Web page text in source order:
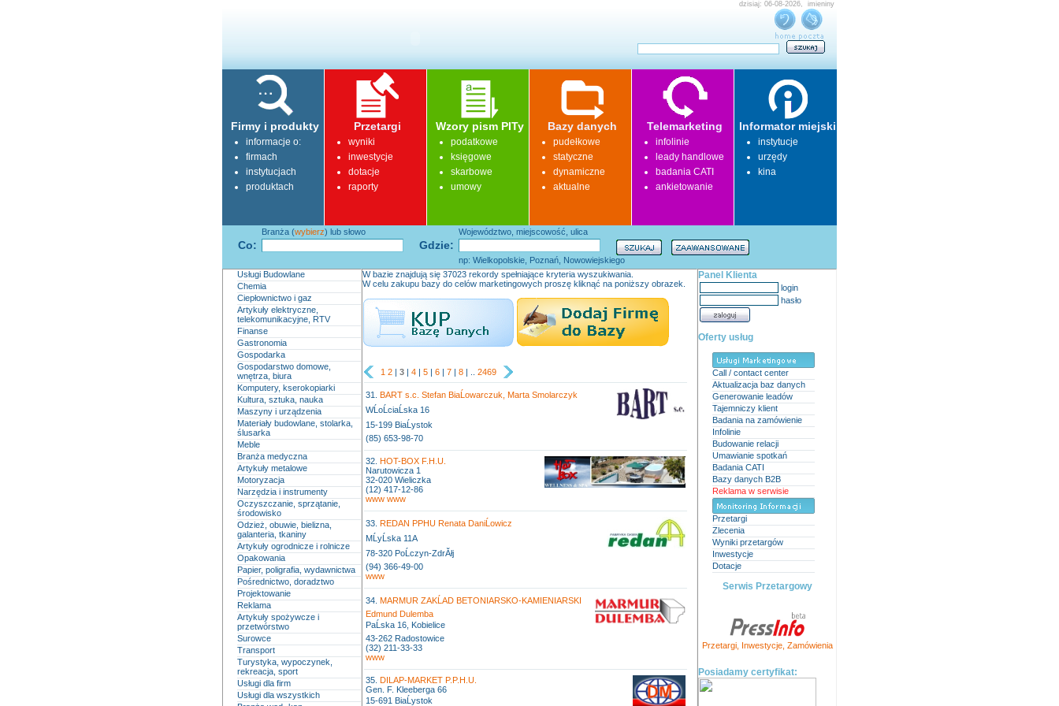
dzisiaj: 06-08-2026, imieniny
Firmy i produkty
informacje o:
firmach
instytucjach
produktach
Przetargi
wyniki
inwestycje
dotacje
raporty
Wzory pism PITy
podatkowe
księgowe
skarbowe
umowy
Bazy danych
pudełkowe
statyczne
dynamiczne
aktualne
Telemarketing
infolinie
leady handlowe
badania CATI
ankietowanie
Informator miejski
instytucje
urzędy
kina
Co: Gdzie:
Branża (wybierz) lub słowo Województwo, miejscowość, ulica
np: Wielkopolskie, Poznań, Nowowiejskiego
Usługi Budowlane
Chemia
Ciepłownictwo i gaz
Artykuły elektryczne,
telekomunikacyjne, RTV
Finanse
Gastronomia
Gospodarka
Gospodarstwo domowe,
wnętrza, biura
Komputery, kserokopiarki
Kultura, sztuka, nauka
Maszyny i urządzenia
Materiały budowlane, stolarka,
ślusarka
Meble
Branża medyczna
Artykuły metalowe
Motoryzacja
Narzędzia i instrumenty
Oczyszczanie, sprzątanie,
środowisko
Odzież, obuwie, bielizna,
galanteria, tkaniny
Artykuły ogrodnicze i rolnicze
Opakowania
Papier, poligrafia, wydawnictwa
Pośrednictwo, doradztwo
Projektowanie
Reklama
Artykuły spożywcze i
przetwórstwo
Surowce
Transport
Turystyka, wypoczynek,
rekreacja, sport
Usługi dla firm
Usługi dla wszystkich
W bazie znajdują się 37023 rekordy spełniające kryteria wyszukiwania.
W celu zakupu bazy do celów marketingowych proszę kliknąć na poniższy obrazek.
1 2 | 3 | 4 | 5 | 6 | 7 | 8 | .. 2469
31. BART s.c. Stefan BiaĹowarczuk, Marta Smolarczyk
WĹoĹciaĹska 16
15-199 BiaĹystok
(85) 653-98-70
32. HOT-BOX F.H.U.
Narutowicza 1
32-020 Wieliczka
(12) 417-12-86
www www
33. REDAN PPHU Renata DaniĹowicz
MĹyĹska 11A
78-320 PoĹczyn-ZdrĂłj
(94) 366-49-00
www
34. MARMUR ZAKĹAD BETONIARSKO-KAMIENIARSKI
Edmund Dulemba
PaĹska 16, Kobielice
43-262 Radostowice
(32) 211-33-33
www
35. DILAP-MARKET P.P.H.U.
Gen. F. Kleeberga 66
15-691 BiaĹystok
Panel Klienta
login
hasło
Oferty usług
Call / contact center
Aktualizacja baz danych
Generowanie leadów
Tajemniczy klient
Badania na zamówienie
Infolinie
Budowanie relacji
Umawianie spotkań
Badania CATI
Bazy danych B2B
Reklama w serwisie
Przetargi
Zlecenia
Wyniki przetargów
Inwestycje
Dotacje
Serwis Przetargowy
Przetargi, Inwestycje, Zamówienia
Posiadamy certyfikat: